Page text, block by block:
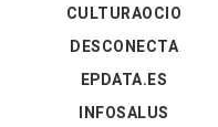
CULTURAOCIO
DESCONECTA
EPDATA.ES
INFOSALUS